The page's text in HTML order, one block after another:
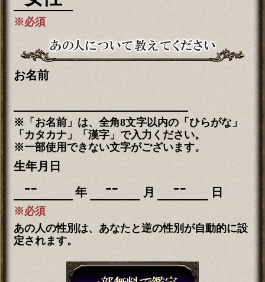
※必須
お名前
※「お名前」は、全角8文字以内の「ひらがな」
「カタカナ」「漢字」で入力ください。
※一部使用できない文字がございます。
生年月日
年
月 日
※必須
あの人の性別は、あなたと逆の性別が自動的に設
定されます。